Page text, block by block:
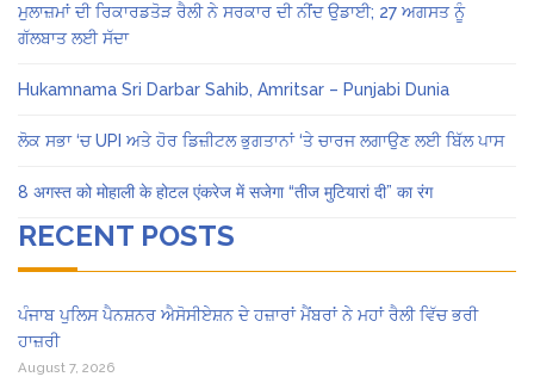
ਮੁਲਾਜ਼ਮਾਂ ਦੀ ਰਿਕਾਰਡਤੋੜ ਰੈਲੀ ਨੇ ਸਰਕਾਰ ਦੀ ਨੀਂਦ ਉਡਾਈ; 27 ਅਗਸਤ ਨੂੰ
ਗੱਲਬਾਤ ਲਈ ਸੱਦਾ
Hukamnama Sri Darbar Sahib, Amritsar – Punjabi Dunia
ਲੋਕ ਸਭਾ ‘ਚ UPI ਅਤੇ ਹੋਰ ਡਿਜ਼ੀਟਲ ਭੁਗਤਾਨਾਂ ‘ਤੇ ਚਾਰਜ ਲਗਾਉਣ ਲਈ ਬਿੱਲ ਪਾਸ
8 अगस्त को मोहाली के होटल एंकरेज में सजेगा “तीज मुटियारां दी” का रंग
RECENT POSTS
ਪੰਜਾਬ ਪੁਲਿਸ ਪੈਨਸ਼ਨਰ ਐਸੋਸੀਏਸ਼ਨ ਦੇ ਹਜ਼ਾਰਾਂ ਮੈਂਬਰਾਂ ਨੇ ਮਹਾਂ ਰੈਲੀ ਵਿੱਚ ਭਰੀ
ਹਾਜ਼ਰੀ
August 7, 2026